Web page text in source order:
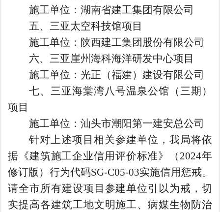
施工单位：湖南省建工集团有限公司
五、三亚太空科技馆项目
施工单位：陕西建工集团股份有限公司
六、 三亚崖州海科海洋研发中心项目
施工单位：光正（福建）建设有限公司
七、 三亚海棠湾八号温泉公馆（三期）
项目
施工单位：汕头市潮阳第一建安总公司
针对上述项目相关参建单位，我局将依
据《建筑施工企业信用评价标准》（ 2024年
修订版 ）行为代码SG-C05-03实施信用惩戒。
请全市所有建设项目参建单位引以为戒，切
实提高各建筑工地文明施工、病媒生物防治